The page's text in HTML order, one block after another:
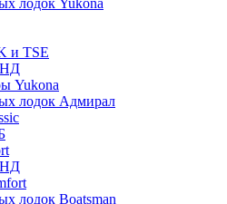
лодок Yukona
и TSE
Yukona
лодок Адмирал
лодок Boatsman